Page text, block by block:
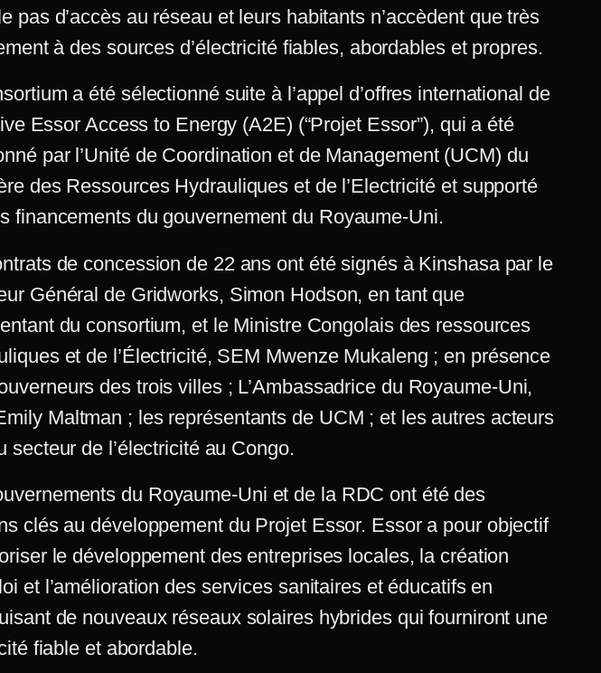
pas d’accès au réseau et leurs habitants n’accèdent que très
à des sources d’électricité fiables, abordables et propres.
a été sélectionné suite à l’appel d’offres international de
Essor Access to Energy (A2E) (“Projet Essor”), qui a été
par l’Unité de Coordination et de Management (UCM) du
des Ressources Hydrauliques et de l’Electricité et supporté
financements du gouvernement du Royaume-Uni.
de concession de 22 ans ont été signés à Kinshasa par le
Général de Gridworks, Simon Hodson, en tant que
du consortium, et le Ministre Congolais des ressources
et de l’Électricité, SEM Mwenze Mukaleng ; en présence
des trois villes ; L’Ambassadrice du Royaume-Uni,
Maltman ; les représentants de UCM ; et les autres acteurs
secteur de l’électricité au Congo.
du Royaume-Uni et de la RDC ont été des
clés au développement du Projet Essor. Essor a pour objectif
le développement des entreprises locales, la création
et l’amélioration des services sanitaires et éducatifs en
de nouveaux réseaux solaires hybrides qui fourniront une
fiable et abordable.